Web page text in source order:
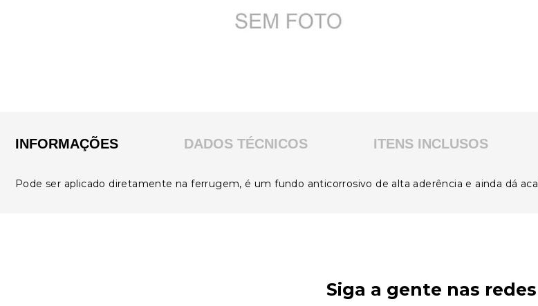
INFORMAÇÕES DADOS TÉCNICOS ITENS INCLUSOS
Pode ser aplicado diretamente na ferrugem, é um fundo anticorrosivo de alta aderência e ainda dá
Siga a gente nas